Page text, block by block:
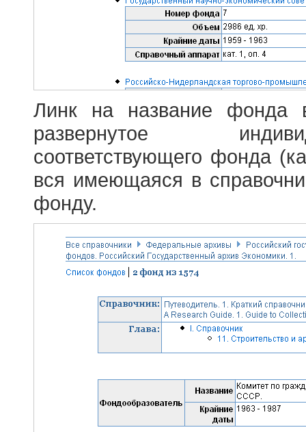
Линк на название фонда
развернутое
соответствующего фонда
вся имеющаяся в
фонду.